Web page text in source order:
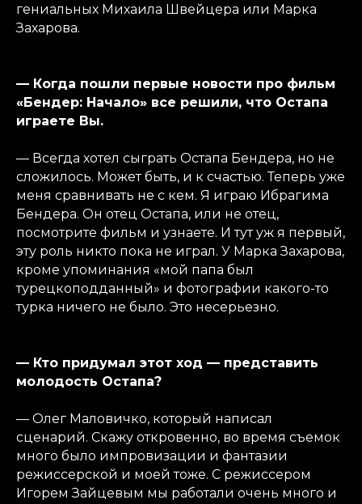
гениальных Михаила Швейцера или Марка
Захарова.
— Когда пошли первые новости про фильм
«Бендер: Начало» все решили, что Остапа
играете Вы.
— Всегда хотел сыграть Остапа Бендера, но не
сложилось. Может быть, и к счастью. Теперь уже
меня сравнивать не с кем. Я играю Ибрагима
Бендера. Он отец Остапа, или не отец,
посмотрите фильм и узнаете. И тут уж я первый,
эту роль никто пока не играл. У Марка Захарова,
кроме упоминания «мой папа был
турецкоподданный» и фотографии какого-то
турка ничего не было. Это несерьезно.
— Кто придумал этот ход — представить
молодость Остапа?
— Олег Маловичко, который написал
сценарий. Скажу откровенно, во время съемок
много было импровизации и фантазии
режиссерской и моей тоже. С режиссером
Игорем Зайцевым мы работали очень много и